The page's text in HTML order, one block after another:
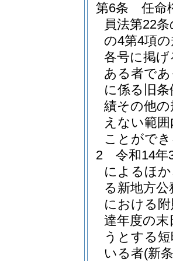
第6条
任命
員法第22
の4第4項
各号に掲
ある者で
に係る旧
績その他
えない範
ことがで
2
令和14年
によるほ
る新地方
における
達年度の
うとする
いる者(新